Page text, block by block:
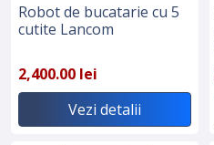
Robot de bucatarie cu 5
cutite Lancom
2,400.00 lei
Vezi detalii